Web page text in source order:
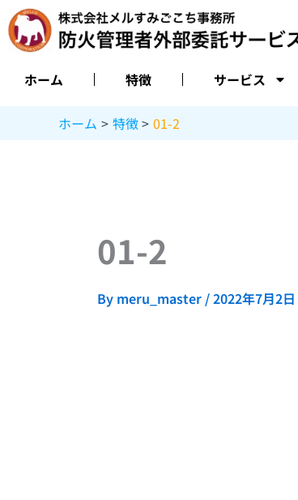
容
を
ホーム 特徴 サービス
ホーム 特徴 01-2
01-2
By meru_master /2022年7月2日